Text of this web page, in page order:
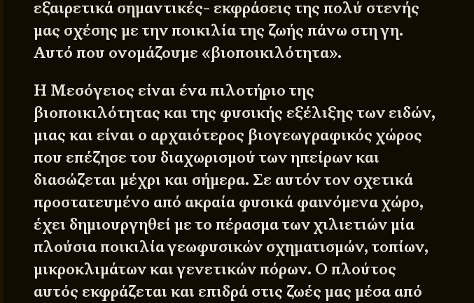
εξαιρετικά σημαντικές- εκφράσεις της πολύ στενής
μας σχέσης με την ποικιλία της ζωής πάνω στη γη.
Αυτό που ονομάζουμε «βιοποικιλότητα».
Η Μεσόγειος είναι ένα πιλοτήριο της
βιοποικιλότητας και της φυσικής εξέλιξης των ειδών,
μιας και είναι ο αρχαιότερος βιογεωγραφικός χώρος
που επέζησε του διαχωρισμού των ηπείρων και
διασώζεται μέχρι και σήμερα. Σε αυτόν τον σχετικά
προστατευμένο από ακραία φυσικά φαινόμενα χώρο,
έχει δημιουργηθεί με το πέρασμα των χιλιετιών μία
πλούσια ποικιλία γεωφυσικών σχηματισμών, τοπίων,
μικροκλιμάτων και γενετικών πόρων. Ο πλούτος
αυτός εκφράζεται και επιδρά στις ζωές μας μέσα από